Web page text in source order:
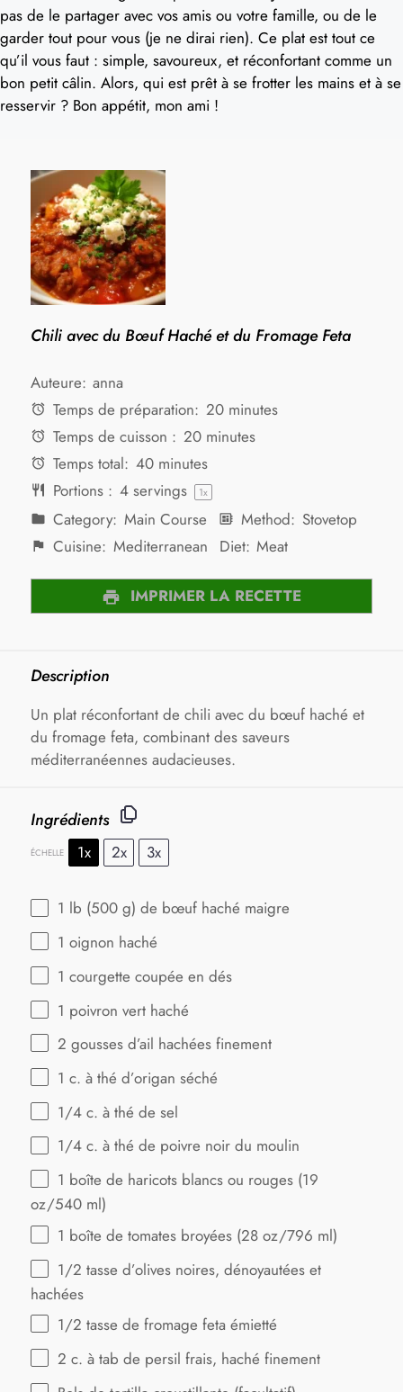
pas de le partager avec vos amis ou votre famille, ou de le
garder tout pour vous (je ne dirai rien). Ce plat est tout ce
qu’il vous faut : simple, savoureux, et réconfortant comme un
bon petit câlin. Alors, qui est prêt à se frotter les mains et à se
resservir ? Bon appétit, mon ami !
Chili avec du Bœuf Haché et du Fromage Feta
Auteure: anna
Temps de préparation: 20 minutes
Temps de cuisson : 20 minutes
Temps total: 40 minutes
Portions : 4servings 1x
Category: Main Course Method: Stovetop
Cuisine: Mediterranean Diet: Meat
IMPRIMER LA RECETTE
Description
Un plat réconfortant de chili avec du bœuf haché et
du fromage feta, combinant des saveurs
méditerranéennes audacieuses.
Ingrédients
ÉCHELLE 1x 2x 3x
1 lb (500 g) de bœuf haché maigre
1 oignon haché
1 courgette coupée en dés
1 poivron vert haché
2 gousses d’ail hachées finement
1 c. à thé d’origan séché
1/4 c. à thé de sel
1/4 c. à thé de poivre noir du moulin
1 boîte de haricots blancs ou rouges (19
oz/540 ml)
1 boîte de tomates broyées (28 oz/796 ml)
1/2 tasse d’olives noires, dénoyautées et
hachées
1/2 tasse de fromage feta émietté
2 c. à tab de persil frais, haché finement